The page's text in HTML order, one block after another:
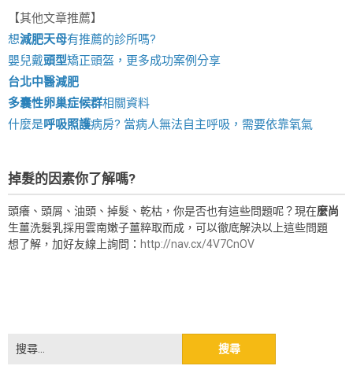
【其他文章推薦】
想減肥天母有推薦的診所嗎?
嬰兒戴頭型矯正頭盔，更多成功案例分享
台北中醫減肥
多囊性卵巢症候群相關資料
什麼是呼吸照護病房? 當病人無法自主呼吸，需要依靠氧氣
掉髮的因素你了解嗎?
頭癢、頭屑、油頭、掉髮、乾枯，你是否也有這些問題呢？現在麼尚
生薑洗髮乳採用雲南嫩子薑粹取而成，可以徹底解決以上這些問題
想了解，加好友線上詢問： http://nav.cx/4V7CnOV
搜
尋